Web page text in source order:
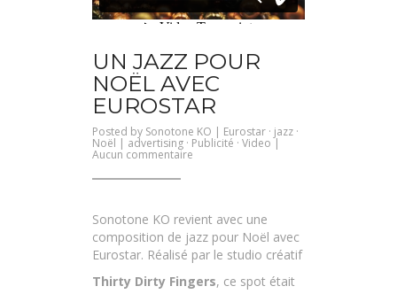
UN JAZZ POUR
NOËL AVEC
EUROSTAR
Posted by Sonotone KO | Eurostar · jazz ·
Noël | advertising · Publicité · Video|
Aucun commentaire
Eurostar
Sonotone KO revient avec une
composition de jazz pour Noël avec
Eurostar. Réalisé par le studio créatif
Thirty Dirty Fingers, ce spot était